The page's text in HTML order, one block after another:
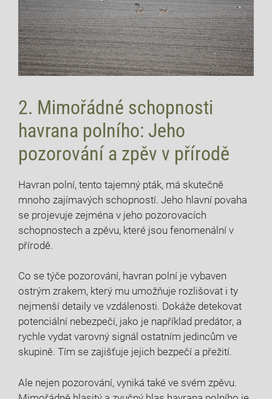
2. Mimořádné schopnosti
havrana polního: Jeho
pozorování a zpěv v přírodě
Havran polní, tento tajemný pták, má skutečně
mnoho zajímavých schopností. Jeho hlavní povaha
se projevuje zejména v jeho pozorovacích
schopnostech a zpěvu, které jsou fenomenální v
přírodě.
Co se týče pozorování, havran polní je vybaven
ostrým zrakem, který mu umožňuje rozlišovat i ty
nejmenší detaily ve vzdálenosti. Dokáže detekovat
potenciální nebezpečí, jako je například predátor, a
rychle vydat varovný signál ostatním jedincům ve
skupině. Tím se zajišťuje jejich bezpečí a přežití.
Ale nejen pozorování, vyniká také ve svém zpěvu.